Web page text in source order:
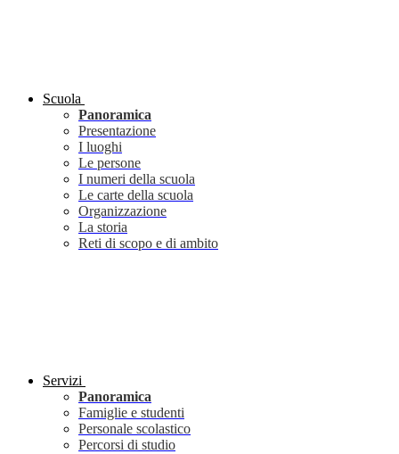
Scuola
Panoramica
Presentazione
I luoghi
Le persone
I numeri della scuola
Le carte della scuola
Organizzazione
La storia
Reti di scopo e di ambito
Servizi
Panoramica
Famiglie e studenti
Personale scolastico
Percorsi di studio